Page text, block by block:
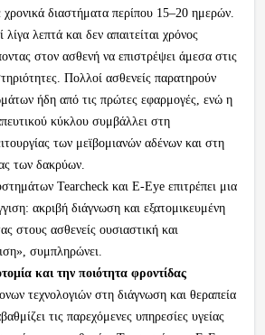
χρονικά διαστήματα περίπου 15–20 ημερών.
λεπτά και δεν απαιτείται χρόνος
στον ασθενή να επιστρέψει άμεσα στις
Πολλοί ασθενείς παρατηρούν
ήδη από τις πρώτες εφαρμογές, ενώ η
κύκλου συμβάλλει στη
των μεϊβομιανών αδένων και στη
των δακρύων.
Tearcheck και E-Eye επιτρέπει μια
ακριβή διάγνωση και εξατομικευμένη
στους ασθενείς ουσιαστική και
συμπληρώνει.
και την ποιότητα φροντίδας
τεχνολογιών στη διάγνωση και θεραπεία
τις παρεχόμενες υπηρεσίες υγείας